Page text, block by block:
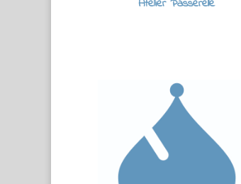
Atelier Passerelle